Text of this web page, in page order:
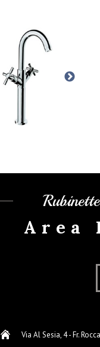
Area
Via Al Sesia, 4 - Fr.